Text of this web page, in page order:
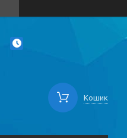
Кошик